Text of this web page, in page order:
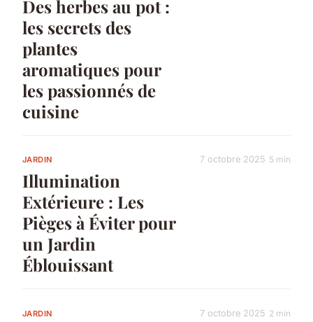
Des herbes au pot :
les secrets des
plantes
aromatiques pour
les passionnés de
cuisine
JARDIN
Illumination
Extérieure : Les
Pièges à Éviter pour
un Jardin
Éblouissant
7 octobre 2025 5 min
JARDIN 7 octobre 2025 2 min